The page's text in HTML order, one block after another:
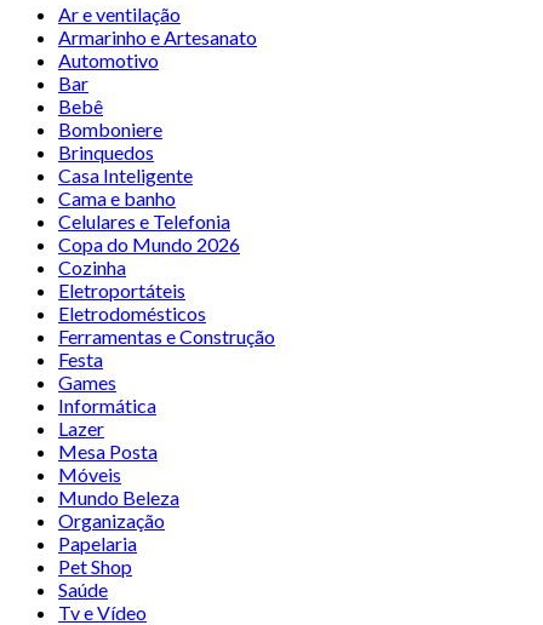
Ar e ventilação
Armarinho e Artesanato
Automotivo
Bar
Bebê
Bomboniere
Brinquedos
Casa Inteligente
Cama e banho
Celulares e Telefonia
Copa do Mundo 2026
Cozinha
Eletroportáteis
Eletrodomésticos
Ferramentas e Construção
Festa
Games
Informática
Lazer
Mesa Posta
Móveis
Mundo Beleza
Organização
Papelaria
Pet Shop
Saúde
Tv e Vídeo